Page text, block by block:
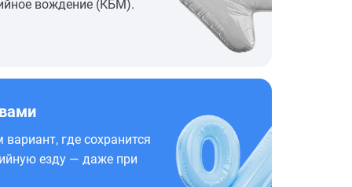
вождение (КБМ).
где сохранится
езду — даже при